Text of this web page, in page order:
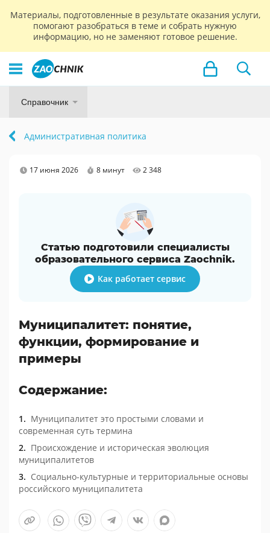
Материалы, подготовленные в результате оказания услуги,
помогают разобраться в теме и собрать нужную
информацию, но не заменяют готовое решение.
Справочник
Административная политика
17 июня 2026 8 минут 2 348
Статью подготовили специалисты
образовательного сервиса Zaochnik.
Как работает сервис
Муниципалитет: понятие,
функции, формирование и
примеры
Содержание:
Муниципалитет это простыми словами и
современная суть термина
Происхождение и историческая эволюция
муниципалитетов
Социально-культурные и территориальные основы
российского муниципалитета